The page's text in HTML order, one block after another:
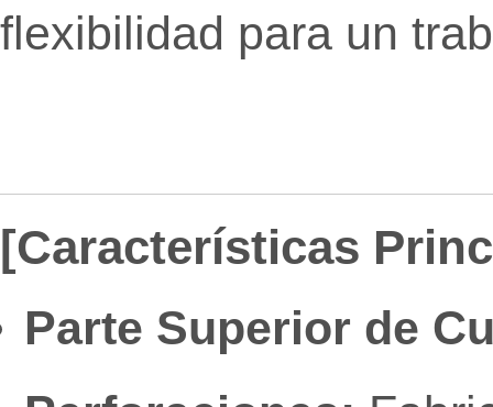
flexibilidad para un
[Características
Parte Superior de